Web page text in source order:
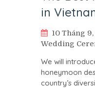
in
10 Tháng
Wedding
We will
honeymoon
country’s